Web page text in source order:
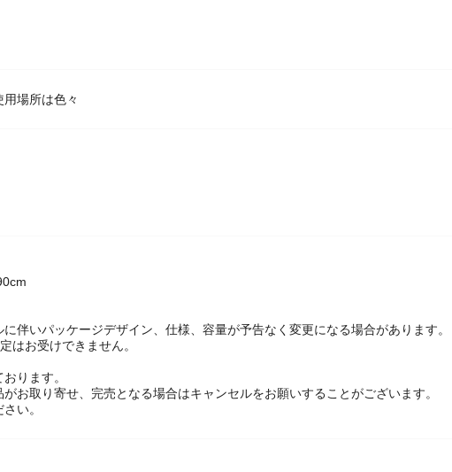
伴いパッケージデザイン、仕様、容量が予告なく変更になる場合があります。
はお受けできません。
おります。
お取り寄せ、完売となる場合はキャンセルをお願いすることがございます。